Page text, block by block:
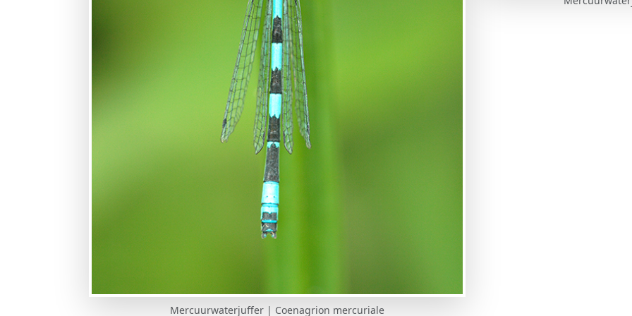
Mercuurwaterjuffer | Coenagrion mercuriale